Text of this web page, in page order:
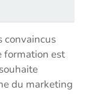
convaincus
formation est
du marketing